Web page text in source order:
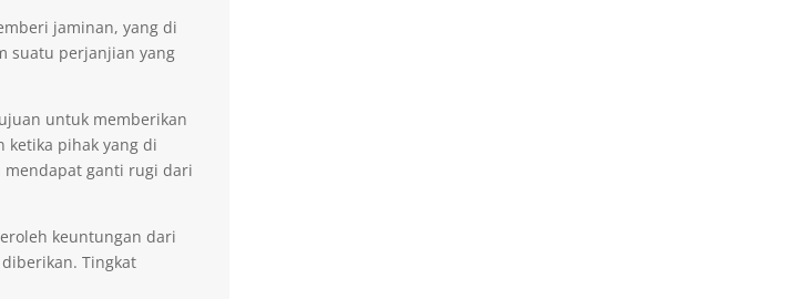
jaminan, yang di
suatu perjanjian yang
untuk memberikan
ketika pihak yang di
mendapat ganti rugi dari
keuntungan dari
Tingkat